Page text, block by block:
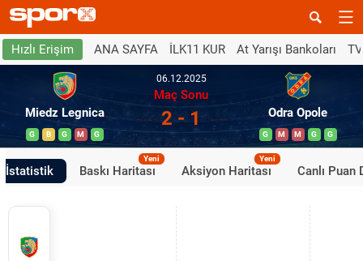
Hızlı Erişim ANA SAYFA İLK11 KUR At Yarışı Bankoları
Miedz Legnica
G B G M G
06.12.2025
Maç Sonu
2 - 1 Odra Opole
G M M G G
İstatistik Baskı Haritası
Yeni
Aksiyon Haritası
Yeni
Canlı Puan